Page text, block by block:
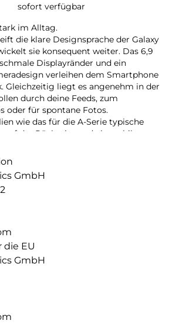
sofort verfügbar
im Alltag.
die klare Designsprache der Galaxy
sie konsequent weiter. Das 6,9
Displayränder und ein
verleihen dem Smartphone
Gleichzeitig liegt es angenehm in der
durch deine Feeds, zum
oder für spontane Fotos.
wie das für die A-Serie typische
der Rückseite und ein stabiler
im Alltag.
jetzt auch mit der Galaxy
Zoomsteuerung des Galaxy A57
deine Szenen hineinzoomen. Die
Übergänge zwischen den
Videos stabil und natürlich wirken.
passenden Bildausschnitt – von
zu detailreichen Close-ups.
Galaxy A57 5G überfüllte
nutzt das moderne 6-GHz-Band, das
als andere Frequenzen. Dadurch
GmbH
die EU
GmbH